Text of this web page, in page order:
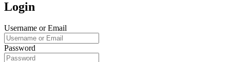
Login
Username or Email
Password